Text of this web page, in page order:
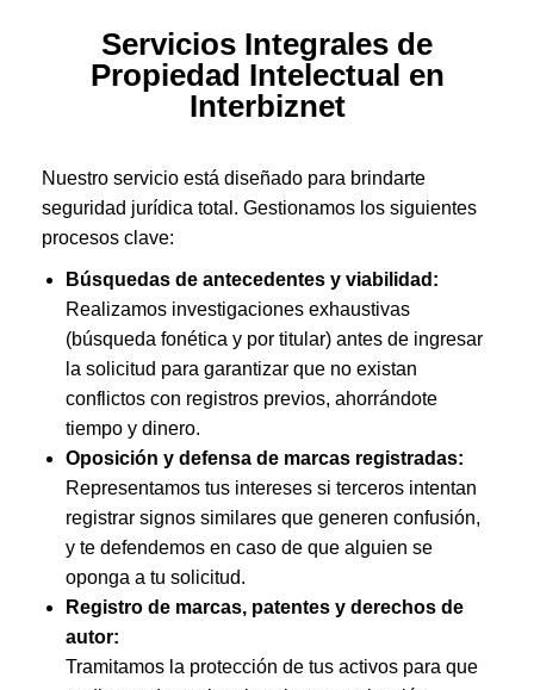
Servicios Integrales de
Propiedad Intelectual en
Interbiznet
Nuestro servicio está diseñado para brindarte
seguridad jurídica total. Gestionamos los siguientes
procesos clave:
Búsquedas de antecedentes y viabilidad:
Realizamos investigaciones exhaustivas
(búsqueda fonética y por titular) antes de ingresar
la solicitud para garantizar que no existan
conflictos con registros previos, ahorrándote
tiempo y dinero.
Oposición y defensa de marcas registradas:
Representamos tus intereses si terceros intentan
registrar signos similares que generen confusión,
y te defendemos en caso de que alguien se
oponga a tu solicitud.
Registro de marcas, patentes y derechos de
autor:
Tramitamos la protección de tus activos para que